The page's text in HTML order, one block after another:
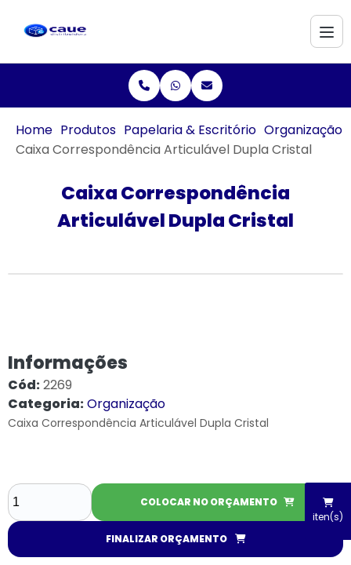
iten(s)
Home Produtos Papelaria & Escritório Organização
Caixa Correspondência Articulável Dupla Cristal
Caixa Correspondência
Articulável Dupla Cristal
Informações
Cód:2269
Categoria:Organização
Caixa Correspondência Articulável Dupla Cristal
COLOCAR NO ORÇAMENTO
FINALIZAR ORÇAMENTO